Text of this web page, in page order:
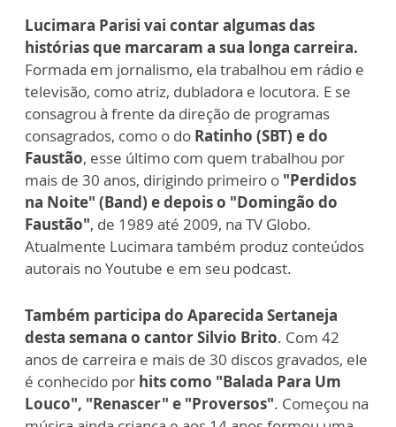
Lucimara Parisi vai contar algumas das
histórias que marcaram a sua longa carreira.
Formada em jornalismo, ela trabalhou em rádio e
televisão, como atriz, dubladora e locutora. E se
consagrou à frente da direção de programas
consagrados, como o do Ratinho (SBT) e do
Faustão, esse último com quem trabalhou por
mais de 30 anos, dirigindo primeiro o "Perdidos
na Noite" (Band) e depois o "Domingão do
Faustão", de 1989 até 2009, na TV Globo.
Atualmente Lucimara também produz conteúdos
autorais no Youtube e em seu podcast.
Também participa do Aparecida Sertaneja
desta semana o cantor Silvio Brito. Com 42
anos de carreira e mais de 30 discos gravados, ele
é conhecido por hits como "Balada Para Um
Louco", "Renascer" e "Proversos". Começou na